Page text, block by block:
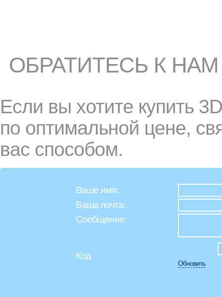
ОБРАТИТЕСЬ К
Если вы хотите купить
по оптимальной цене,
вас способом.
Ваше имя:
Ваша почта:
Сообщение:
Код
Обновить